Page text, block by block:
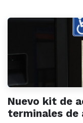
Nuevo kit de
terminales de